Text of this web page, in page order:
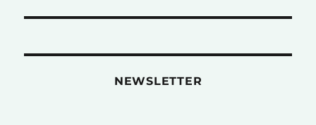
NEWSLETTER